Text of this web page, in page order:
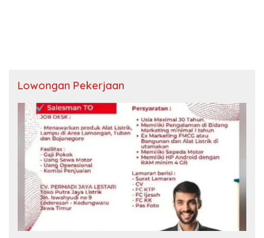
Lowongan Pekerjaan